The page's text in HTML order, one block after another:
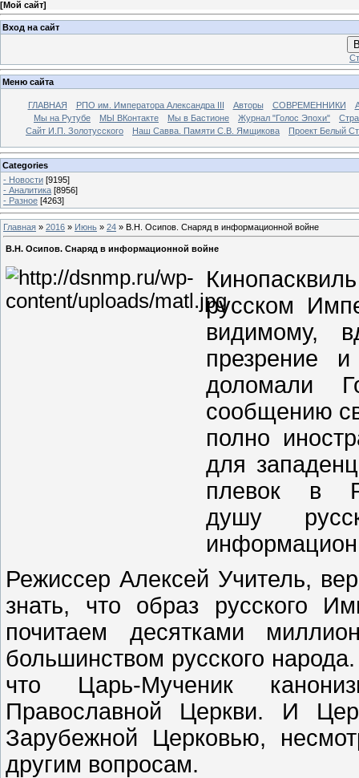
[Мой сайт]
Вход на сайт
Меню сайта
ГЛАВНАЯ РПО им. Императора Александра III Авторы СОВРЕМЕННИКИ
Мы на Рутубе
МЫ ВКонтакте Мы в Бастионе Журнал "Голос Эпохи"
Сайт И.П. Золотусского
Наш Савва. Памяти С.В. Ямщикова Проект Белый
Categories
- Новости [9195]
- Аналитика [8956]
- Разное [4263]
Главная » 2016 » Июнь » 24 » В.Н. Осипов. Снаряд в информационной войне
В.Н. Осипов. Снаряд в информационной войне
русском
видимому,
презрение
доломали
сообщению
полно
для
плевок в
душу
Режиссер Алексей Учитель,
знать, что образ русского
почитаем десятками
большинством русского
что Царь-Мученик
Православной Церкви. И
Зарубежной Церковью,
другим вопросам.